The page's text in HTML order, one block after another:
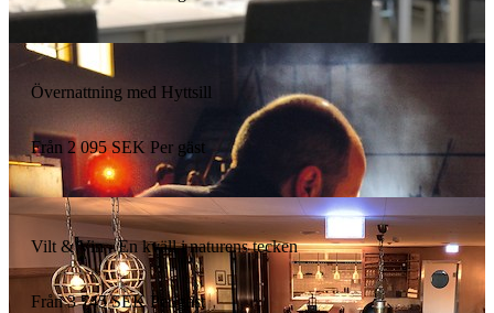
Övernattning med Hyttsill
Från 2 095 SEK Per gäst
Vilt & Vin - En kväll i naturens tecken
Från 3 745 SEK Per gäst